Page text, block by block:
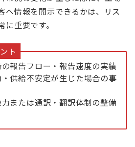
へ情報を開示できるかは、リス
重要です。
ト
報告フロー・報告速度の実績
供給不安定が生じた場合の事
または通訳・翻訳体制の整備